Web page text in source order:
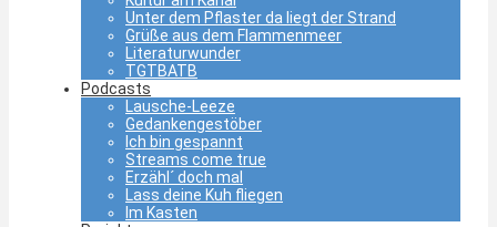
Unter dem Pflaster da liegt der Strand
Grüße aus dem Flammenmeer
Literaturwunder
TGTBATB
Podcasts
Lausche-Leeze
Gedankengestöber
Ich bin gespannt
Streams come true
Erzähl´ doch mal
Lass deine Kuh fliegen
Im Kasten